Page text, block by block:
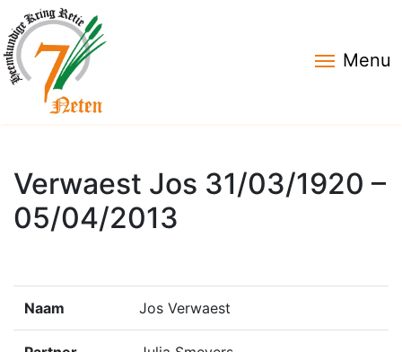
Menu
Verwaest Jos 31/03/1920 –
05/04/2013
Naam Jos Verwaest